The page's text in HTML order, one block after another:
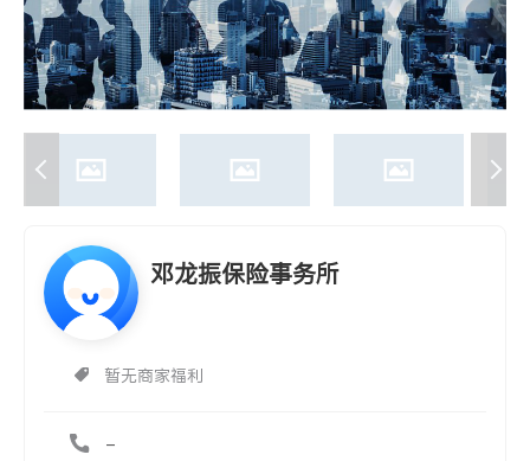
邓龙振保险事务所
暂无商家福利
-